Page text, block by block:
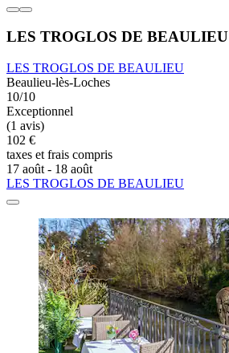
LES TROGLOS DE BEAULIEU
LES TROGLOS DE BEAULIEU
Beaulieu-lès-Loches
10/10
Exceptionnel
(1 avis)
102 €
taxes et frais compris
17 août - 18 août
LES TROGLOS DE BEAULIEU